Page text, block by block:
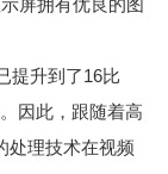
提升到了16比
因此，跟随着高
处理技术在视频